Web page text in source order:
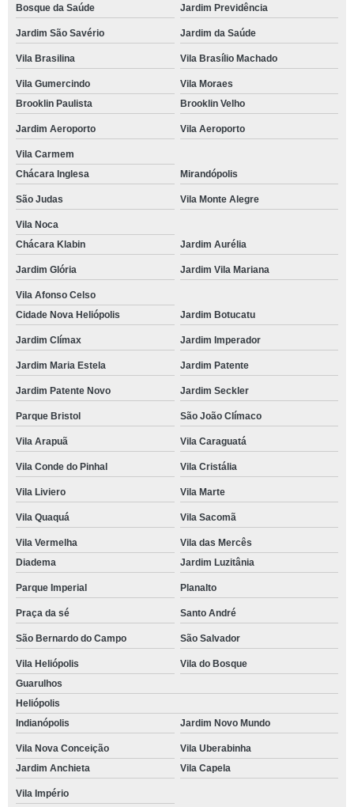
Bosque da Saúde
Jardim Previdência
Jardim São Savério Jardim da Saúde
Vila Brasilina Vila Brasílio Machado
Vila Gumercindo
Vila Moraes
Brooklin Paulista
Brooklin Velho
Jardim Aeroporto Vila Aeroporto
Vila Carmem
Chácara Inglesa
Mirandópolis
São Judas Vila Monte Alegre
Vila Noca
Chácara Klabin
Jardim Aurélia
Jardim Glória Jardim Vila Mariana
Vila Afonso Celso
Cidade Nova Heliópolis
Jardim Botucatu
Jardim Clímax Jardim Imperador
Jardim Maria Estela Jardim Patente
Jardim Patente Novo Jardim Seckler
Parque Bristol São João Clímaco
Vila Arapuã Vila Caraguatá
Vila Conde do Pinhal Vila Cristália
Vila Liviero Vila Marte
Vila Quaquá Vila Sacomã
Vila Vermelha
Vila das Mercês
Diadema
Jardim Luzitânia
Parque Imperial Planalto
Praça da sé Santo André
São Bernardo do Campo São Salvador
Vila Heliópolis
Vila do Bosque
Guarulhos
Heliópolis
Indianópolis
Jardim Novo Mundo
Vila Nova Conceição
Vila Uberabinha
Jardim Anchieta
Vila Capela
Vila Império